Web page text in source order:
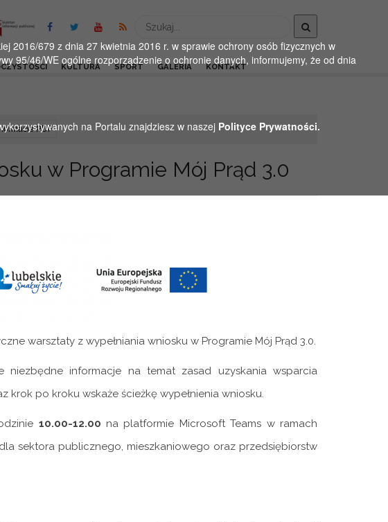
Wyszukaj
KULTURA SPORT GALERIA KONTAKT
PDF
w Programie Mój Prąd 3.0
warsztaty z wypełniania wniosku w Programie Mój Prąd 3.0.
niezbędne informacje na temat zasad uzyskania wsparcia
krok po kroku wskaże ścieżkę wypełnienia wniosku.
10.00-12.00 na platformie Microsoft Teams w ramach
sektora publicznego, mieszkaniowego oraz przedsiębiorstw
2016/679 z dnia 27 kwietnia 2016 r. w sprawie ochrony osób fizycznych w
95/46/WE ogólne rozporządzenie o ochronie danych, informujemy, że od dnia
na Portalu znajdziesz w naszej Polityce Prywatności.